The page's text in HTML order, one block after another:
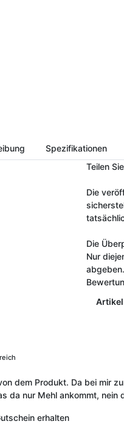
Spezifikationen
Teilen
Die
Die
Nur
dem Produkt. Da bei mir
da nur Mehl ankommt, nein
erhalten